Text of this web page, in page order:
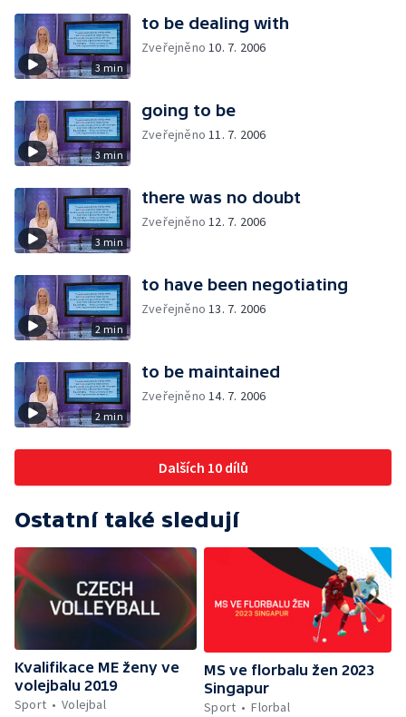
3 min
to be dealing with
Zveřejněno10. 7. 2006
3 min
going to be
Zveřejněno11. 7. 2006
3 min
there was no doubt
Zveřejněno12. 7. 2006
2 min
to have been negotiating
Zveřejněno13. 7. 2006
2 min
to be maintained
Zveřejněno14. 7. 2006
Dalších 10 dílů
Ostatní také sledují
Kvalifikace ME ženy ve
volejbalu 2019
Sport
Volejbal
MS ve florbalu žen 2023
Singapur
Sport
Florbal